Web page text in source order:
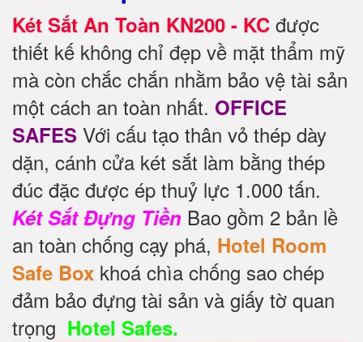
Két Sắt An Toàn KN200 - KC được
thiết kế không chỉ đẹp về mặt thẩm mỹ
mà còn chắc chắn nhằm bảo vệ tài sản
một cách an toàn nhất. OFFICE
SAFES Với cấu tạo thân vỏ thép dày
dặn, cánh cửa két sắt làm bằng thép
đúc đặc được ép thuỷ lực 1.000 tấn.
Két Sắt Đựng Tiền Bao gồm 2 bản lề
an toàn chống cạy phá, Hotel Room
Safe Box khoá chìa chống sao chép
đảm bảo đựng tài sản và giấy tờ quan
trọng Hotel Safes.